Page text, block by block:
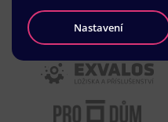
Nastavení